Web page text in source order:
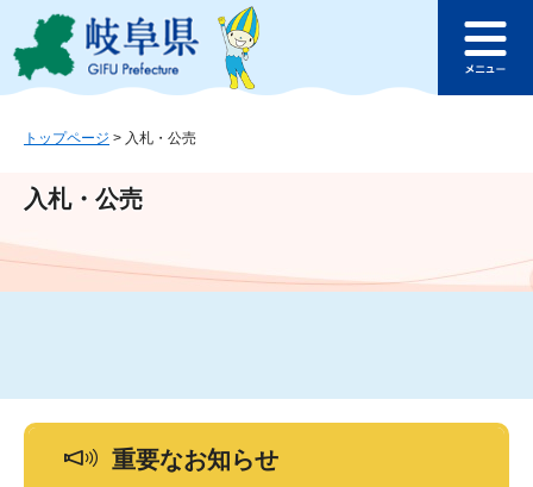
ジ
ュ
文
このページの本文へ
ュ
トップページ > 入札・公売
入札・公売
重要なお知らせ